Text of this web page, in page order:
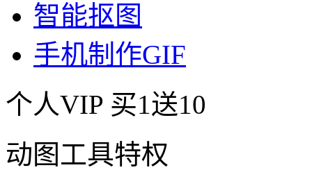
智能抠图
手机制作GIF
个人VIP 买1送10
动图工具特权